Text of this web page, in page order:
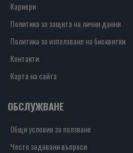
Кариери
Политика за защита на лични данни
Политика за използване на бисквитки
Контакти
Карта на сайта
ОБСЛУЖВАНЕ
Общи условия за ползване
Често задавани въпроси